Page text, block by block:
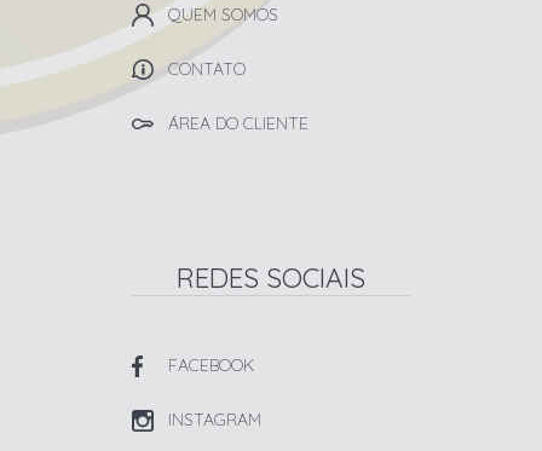
QUEM SOMOS
CONTATO
ÁREA DO CLIENTE
REDES SOCIAIS
FACEBOOK
INSTAGRAM